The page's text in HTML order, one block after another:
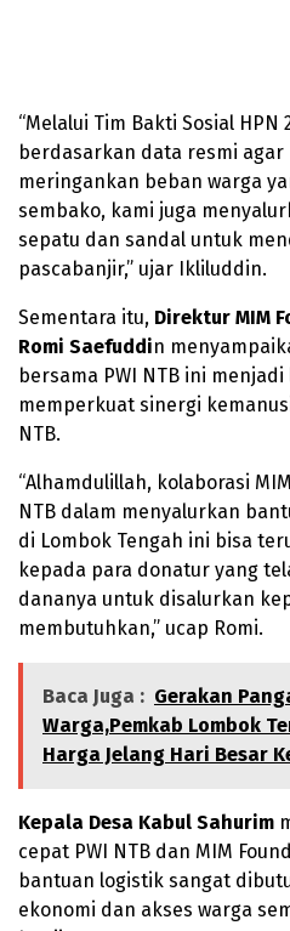
“Melalui Tim Bakti Sosial
berdasarkan data resmi
meringankan beban warga
sembako, kami juga
sepatu dan sandal untuk
pascabanjir,” ujar Ikliluddin.
Sementara itu, Direktur MIM
Romi Saefuddin
bersama PWI NTB ini
memperkuat sinergi
NTB.
“Alhamdulillah, kolaborasi
NTB dalam menyalurkan
di Lombok Tengah ini bisa
kepada para donatur yang
dananya untuk disalurkan
membutuhkan,” ucap Romi.
Baca Juga : Gerakan
Warga,Pemkab Lombok
Harga Jelang Hari Besar
Kepala Desa Kabul Sahurim
cepat PWI NTB dan MIM
bantuan logistik sangat
ekonomi dan akses warga